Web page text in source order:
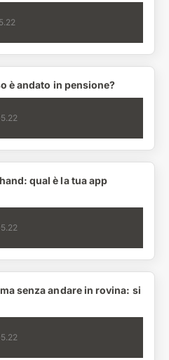
è andato in pensione?
qual è la tua app
senza andare in rovina: si